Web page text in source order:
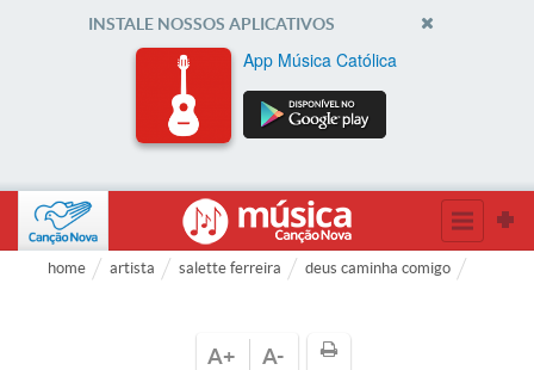
INSTALE NOSSOS APLICATIVOS
App Música Católica
home artista salette ferreira deus caminha comigo
A+ A-